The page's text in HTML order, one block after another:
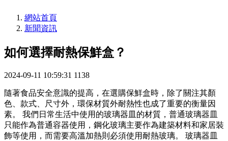
網站首頁
新聞資訊
如何選擇耐熱保鮮盒？
2024-09-11 10:59:31 1138
隨著食品安全意識的提高，在選購保鮮盒時，除了關注其顏
色、款式、尺寸外，環保材質外耐熱性也成了重要的衡量因
素。 我們日常生活中使用的玻璃器皿的材質，普通玻璃器皿
只能作為普通容器使用，鋼化玻璃主要作為建築材料和家居裝
飾等使用，而需要高溫加熱則必須使用耐熱玻璃。 玻璃器皿